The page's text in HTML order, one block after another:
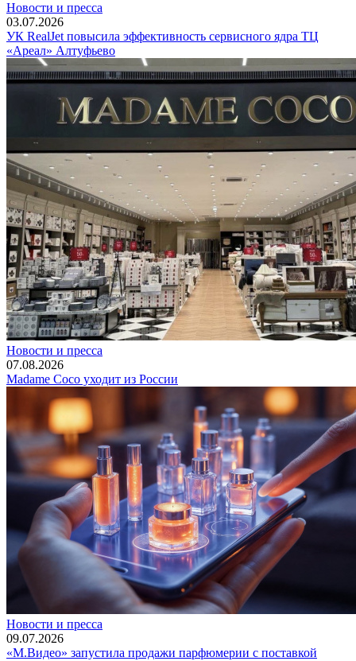
Новости и пресса
03.07.2026
УК RealJet повысила эффективность сервисного ядра ТЦ
«Ареал» Алтуфьево
Новости и пресса
07.08.2026
Madame Coco уходит из России
Новости и пресса
09.07.2026
«М.Видео» запустила продажи парфюмерии с поставкой